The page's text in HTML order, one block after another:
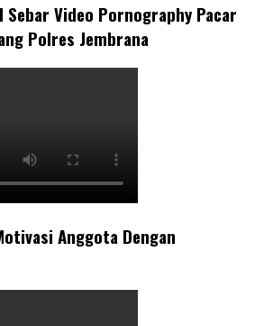
Sebar Video Pornography Pacar
Polres Jembrana
Anggota Dengan